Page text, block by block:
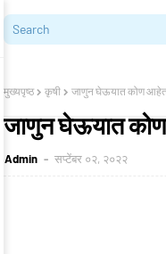
मुख्यपृष्ठ कृषी जाणुन घेऊयात कोण आहेत
जाणुन घेऊयात कोण
Admin सप्टेंबर ०२, २०२२